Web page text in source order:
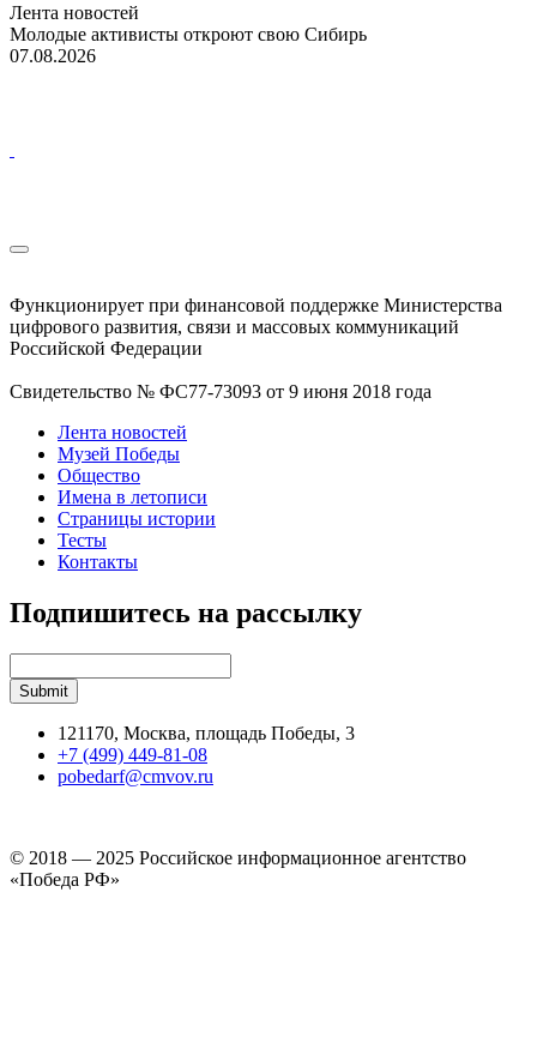
Лента новостей
Молодые активисты откроют свою Сибирь
07.08.2026
Функционирует при финансовой поддержке Министерства
цифрового развития, связи и массовых коммуникаций
Российской Федерации
Свидетельство № ФС77-73093 от 9 июня 2018 года
Лента новостей
Музей Победы
Общество
Имена в летописи
Страницы истории
Тесты
Контакты
Подпишитесь на рассылку
121170, Москва, площадь Победы, 3
+7 (499) 449-81-08
pobedarf@cmvov.ru
© 2018 — 2025 Российское информационное агентство
«Победа РФ»